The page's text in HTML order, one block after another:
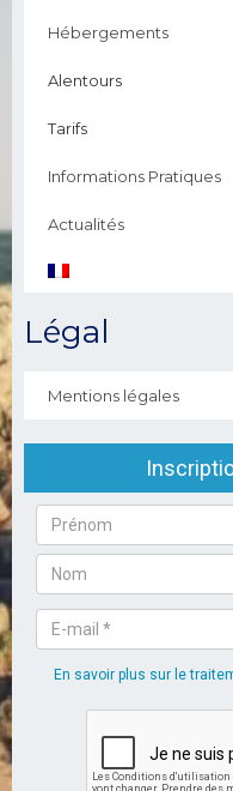
Hébergements
Alentours
Tarifs
Informations Pratiques
Actualités
Légal
Mentions légales